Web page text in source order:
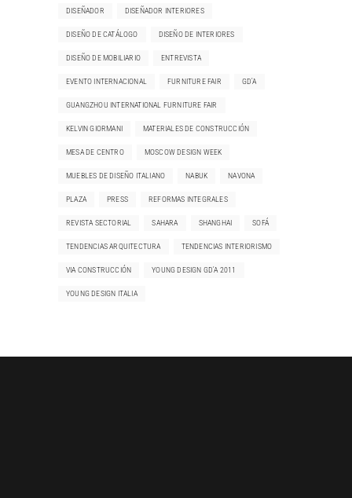
DISEÑADOR DISEÑADOR INTERIORES
DISEÑO DE CATÁLOGO DISEÑO DE INTERIORES
DISEÑO DE MOBILIARIO ENTREVISTA
EVENTO INTERNACIONAL FURNITURE FAIR GD'A
GUANGZHOU INTERNATIONAL FURNITURE FAIR
KELVIN GIORMANI MATERIALES DE CONSTRUCCIÓN
MESA DE CENTRO MOSCOW DESIGN WEEK
MUEBLES DE DISEÑO ITALIANO NABUK NAVONA
PLAZA PRESS REFORMAS INTEGRALES
REVISTA SECTORIAL SAHARA SHANGHAI SOFÁ
TENDENCIAS ARQUITECTURA TENDENCIAS INTERIORISMO
VIA CONSTRUCCIÓN YOUNG DESIGN GD'A 2011
YOUNG DESIGN ITALIA